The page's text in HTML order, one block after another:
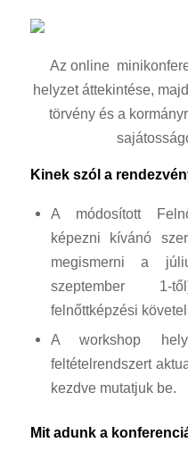
Az online
helyzet áttekintése,
törvény és a
Kinek szól a
A módosított
képezni kívánó
megismerni a
szeptember 1-
felnőttképzési
A workshop
feltételrendszert
kezdve mutatjuk be.
Mit adunk a